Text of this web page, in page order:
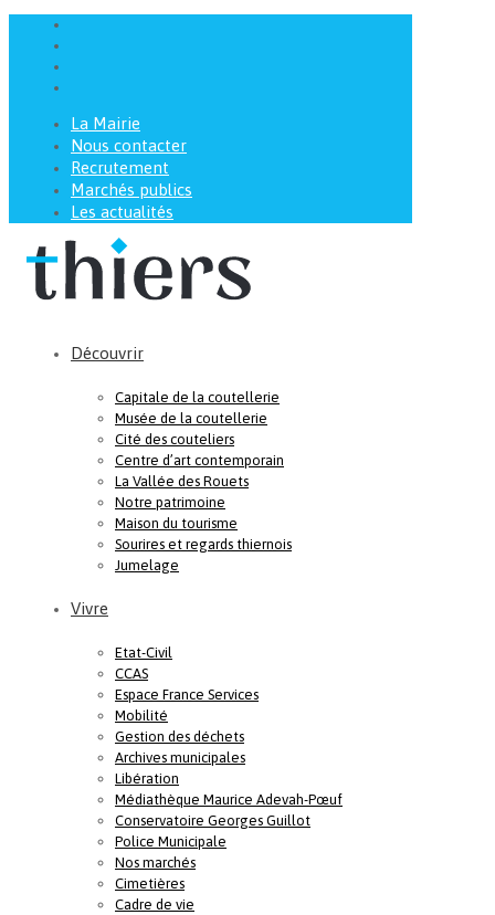
La Mairie
Nous contacter
Recrutement
Marchés publics
Les actualités
Découvrir
Capitale de la coutellerie
Musée de la coutellerie
Cité des couteliers
Centre d’art contemporain
La Vallée des Rouets
Notre patrimoine
Maison du tourisme
Sourires et regards thiernois
Jumelage
Vivre
Etat-Civil
CCAS
Espace France Services
Mobilité
Gestion des déchets
Archives municipales
Libération
Médiathèque Maurice Adevah-Pœuf
Conservatoire Georges Guillot
Police Municipale
Nos marchés
Cimetières
Cadre de vie